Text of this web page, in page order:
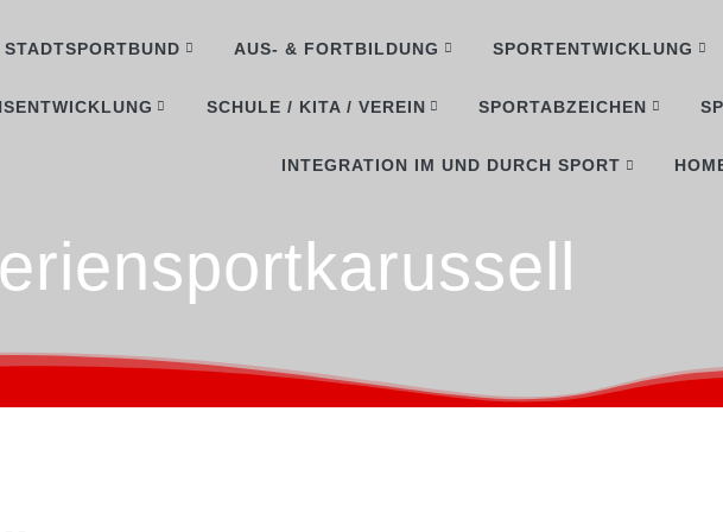
STADTSPORTBUND AUS- & FORTBILDUNG SPORTENTWICKLUNG
SCHULE / KITA / VEREIN SPORTABZEICHEN
INTEGRATION IM UND DURCH SPORT